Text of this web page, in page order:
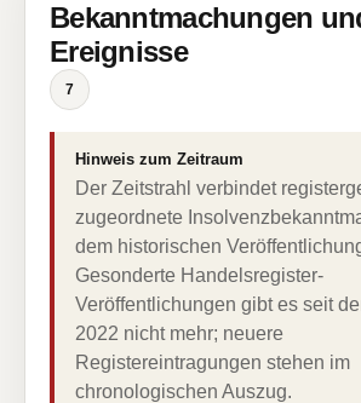
Bekanntmachungen
Ereignisse
7
Hinweis zum Zeitraum
Der Zeitstrahl verbindet
zugeordnete
dem historischen
Gesonderte Handelsregister-
Veröffentlichungen gibt es seit
2022 nicht mehr; neuere
Registereintragungen stehen im
chronologischen Auszug.